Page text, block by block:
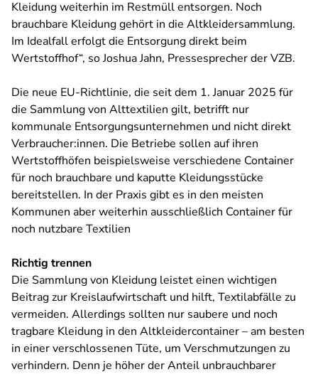
Kleidung weiterhin im Restmüll entsorgen. Noch
brauchbare Kleidung gehört in die Altkleidersammlung.
Im Idealfall erfolgt die Entsorgung direkt beim
Wertstoffhof“, so Joshua Jahn, Pressesprecher der VZB.
Die neue EU-Richtlinie, die seit dem 1. Januar 2025 für
die Sammlung von Alttextilien gilt, betrifft nur
kommunale Entsorgungsunternehmen und nicht direkt
Verbraucher:innen. Die Betriebe sollen auf ihren
Wertstoffhöfen beispielsweise verschiedene Container
für noch brauchbare und kaputte Kleidungsstücke
bereitstellen. In der Praxis gibt es in den meisten
Kommunen aber weiterhin ausschließlich Container für
noch nutzbare Textilien
Richtig trennen
Die Sammlung von Kleidung leistet einen wichtigen
Beitrag zur Kreislaufwirtschaft und hilft, Textilabfälle zu
vermeiden. Allerdings sollten nur saubere und noch
tragbare Kleidung in den Altkleidercontainer – am besten
in einer verschlossenen Tüte, um Verschmutzungen zu
verhindern. Denn je höher der Anteil unbrauchbarer